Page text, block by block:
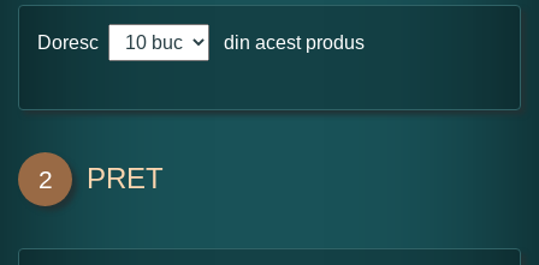
Doresc din acest produs
2 PRET